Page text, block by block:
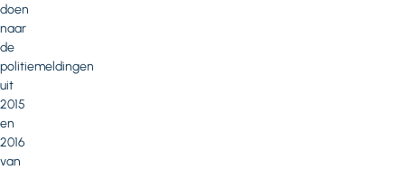
doen
naar
de
politiemeldingen
uit
2015
en
2016
van